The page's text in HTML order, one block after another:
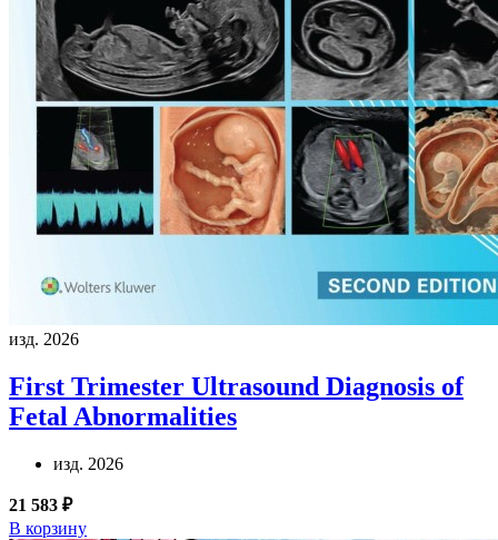
изд. 2026
First Trimester Ultrasound Diagnosis of
Fetal Abnormalities
изд. 2026
21 583 ₽
В корзину